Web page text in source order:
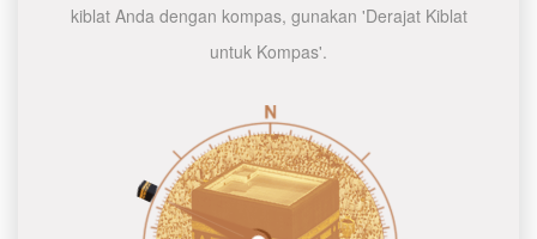
kiblat Anda dengan kompas, gunakan 'Derajat Kiblat
untuk Kompas'.